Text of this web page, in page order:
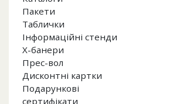
Пакети
Таблички
Інформаційні стенди
Х-банери
Прес-вол
Дисконтні картки
Подарункові
сертифікати